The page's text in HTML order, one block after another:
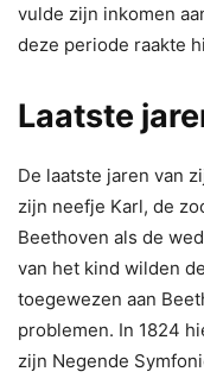
vulde zijn inkomen
deze periode raakte
Laatste
De laatste jaren van
zijn neefje Karl, de
Beethoven als de
van het kind wilden
toegewezen aan
problemen. In 1824
zijn Negende